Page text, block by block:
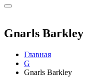
Gnarls Barkley
Главная
G
Gnarls Barkley